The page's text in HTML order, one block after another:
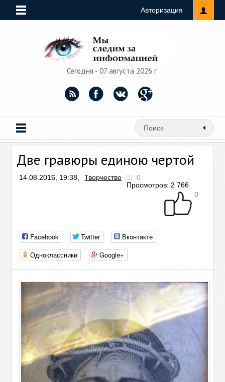
Авторизация
Сегодня - 07 августа 2026 г
Две гравюры единою чертой
14.08.2016, 19:38, Творчество
0
Просмотров: 2 766
0
Facebook Twitter
Вконтакте
Одноклассники
Google+